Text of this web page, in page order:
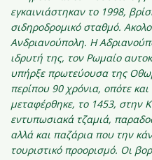
εγκαινιάστηκαν το 1998,
σιδηροδρομικό σταθμό.
Ανδριανούπολη. Η
ιδρυτή της, τον Ρωμαίο
υπήρξε πρωτεύουσα της
περίπου 90 χρόνια, οπότε
μεταφέρθηκε, το 1453, στην
εντυπωσιακά τζαμιά,
αλλά και παζάρια που την
τουριστικό προορισμό. Οι